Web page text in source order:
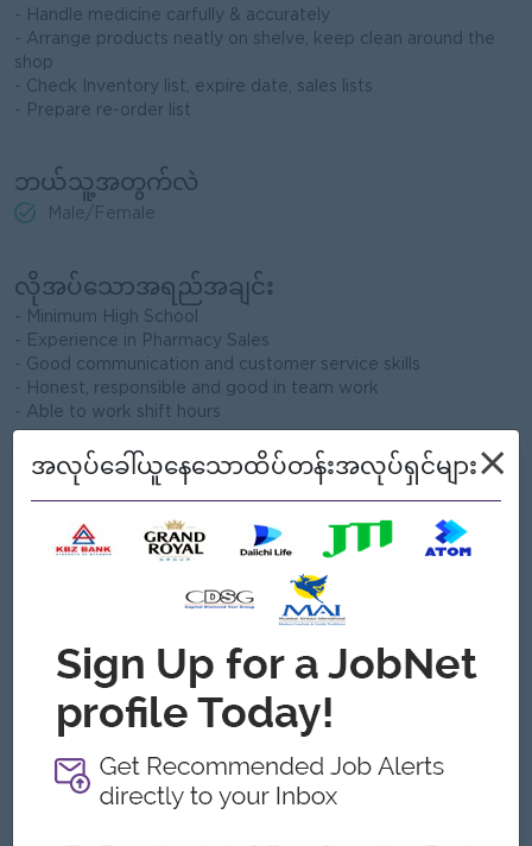
- Handle medicine carfully & accurately
- Arrange products neatly on shelve, keep clean around the
shop
- Check Inventory list, expire date, sales lists
- Prepare re-order list
ဘယ်သူ့အတွက်လဲ
Male/Female
လိုအပ်သောအရည်အချင်း
- Minimum High School
- Experience in Pharmacy Sales
- Good communication and customer service skills
- Honest, responsible and good in team work
- Able to work shift hours
ကျွန်တော့်တို့ ဘာတွေကမ်းလှမ်းနိုင်သလဲ
အကျိုးအမြတ်
ထူးခြားချက်များ
- Fun working environment
အခွင့်အလမ်းများ
အလုပ်ခေါ်ယူနေသောထိပ်တန်းအလုပ်ရှင်များ×